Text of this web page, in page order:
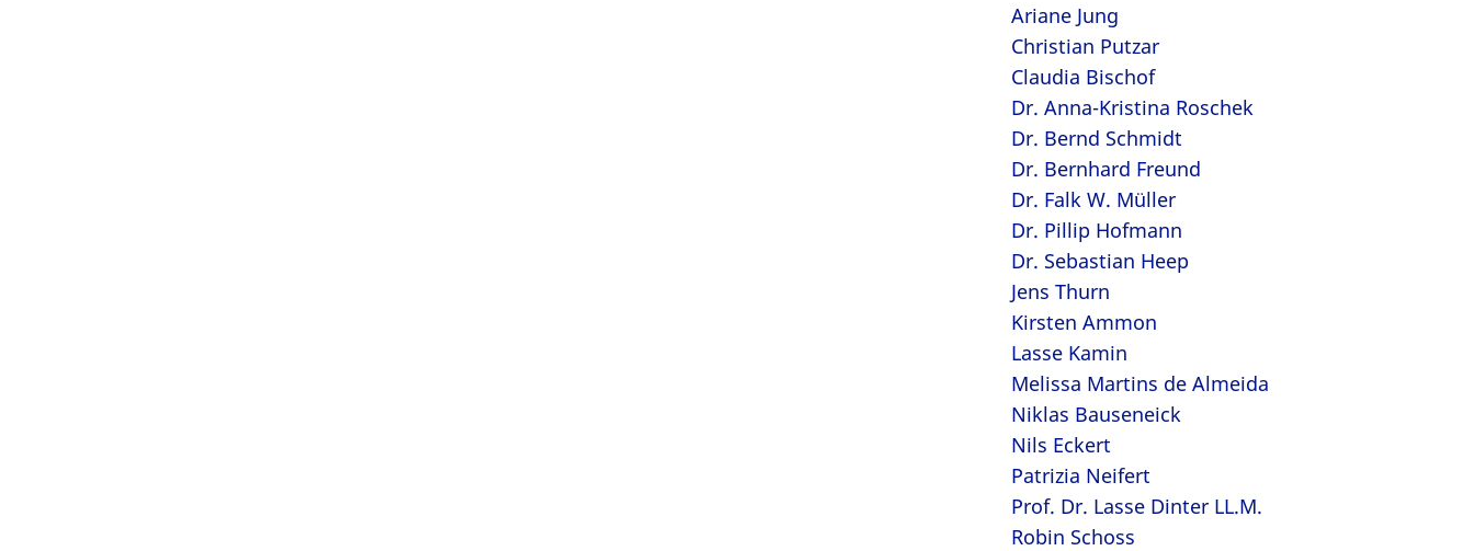
Ariane Jung
Christian Putzar
Claudia Bischof
Dr. Anna-Kristina Roschek
Dr. Bernd Schmidt
Dr. Bernhard Freund
Dr. Falk W. Müller
Dr. Pillip Hofmann
Dr. Sebastian Heep
Jens Thurn
Kirsten Ammon
Lasse Kamin
Melissa Martins de Almeida
Niklas Bauseneick
Nils Eckert
Patrizia Neifert
Prof. Dr. Lasse Dinter LL.M.
Robin Schoss